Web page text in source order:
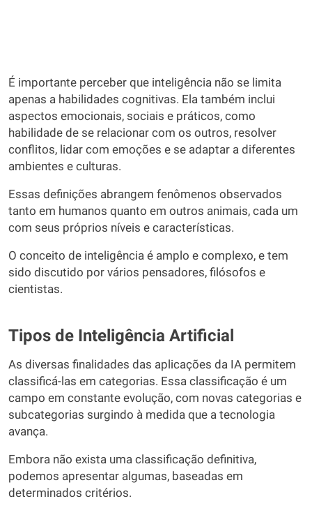
É importante perceber que inteligência não se limita
apenas a habilidades cognitivas. Ela também inclui
aspectos emocionais, sociais e práticos, como
habilidade de se relacionar com os outros, resolver
conflitos, lidar com emoções e se adaptar a diferentes
ambientes e culturas.
Essas definições abrangem fenômenos observados
tanto em humanos quanto em outros animais, cada um
com seus próprios níveis e características.
O conceito de inteligência é amplo e complexo, e tem
sido discutido por vários pensadores, filósofos e
cientistas.
Tipos de Inteligência Artificial
As diversas finalidades das aplicações da IA permitem
classificá-las em categorias. Essa classificação é um
campo em constante evolução, com novas categorias e
subcategorias surgindo à medida que a tecnologia
avança.
Embora não exista uma classificação definitiva,
podemos apresentar algumas, baseadas em
determinados critérios.